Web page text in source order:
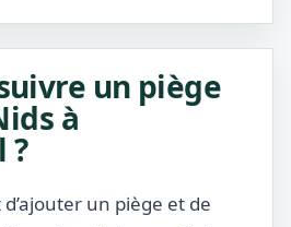
un piège
à
?
un piège et de